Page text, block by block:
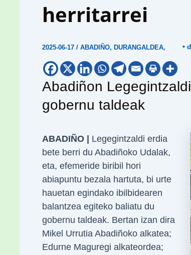
herritarrei
2025-06-17 / ABADIÑO, DURANGALDEA, •
Abadiñon
gobernu taldeak
ABADIÑO | Legegintzaldi erdia
bete berri du Abadiñoko Udalak,
eta, efemeride biribil hori
abiapuntu bezala hartuta, bi urte
hauetan egindako ibilbidearen
balantzea egiteko baliatu du
gobernu taldeak. Bertan izan dira
Mikel Urrutia Abadiñoko alkatea;
Edurne Maguregi alkateordea;